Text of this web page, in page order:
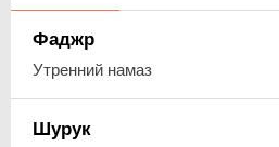
Фаджр
Утренний намаз
Шурук